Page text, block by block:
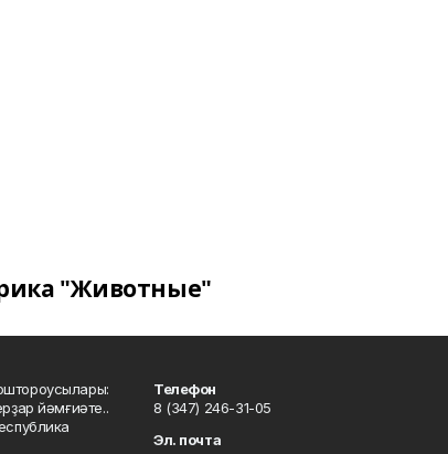
"Животные"
йәмғиәте..
Телефон
8 (347) 246-31-05
Эл. почта